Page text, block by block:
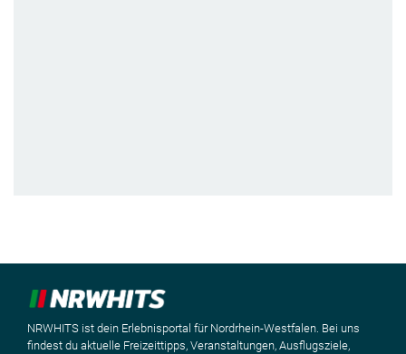
NRWHITS ist dein Erlebnisportal für Nordrhein-Westfalen. Bei uns
findest du aktuelle Freizeittipps, Veranstaltungen, Ausflugsziele,